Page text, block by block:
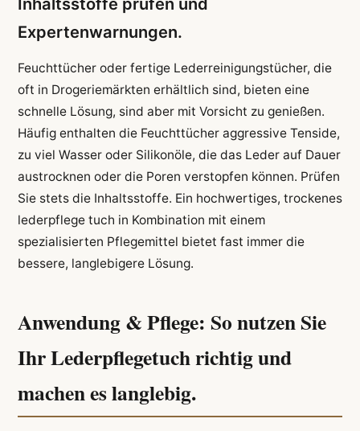
Inhaltsstoffe prüfen und
Expertenwarnungen.
Feuchttücher oder fertige Lederreinigungstücher, die
oft in Drogeriemärkten erhältlich sind, bieten eine
schnelle Lösung, sind aber mit Vorsicht zu genießen.
Häufig enthalten die Feuchttücher aggressive Tenside,
zu viel Wasser oder Silikonöle, die das Leder auf Dauer
austrocknen oder die Poren verstopfen können. Prüfen
Sie stets die Inhaltsstoffe. Ein hochwertiges, trockenes
lederpflege tuch in Kombination mit einem
spezialisierten Pflegemittel bietet fast immer die
bessere, langlebigere Lösung.
Anwendung & Pflege: So nutzen Sie
Ihr Lederpflegetuch richtig und
machen es langlebig.